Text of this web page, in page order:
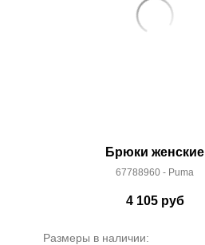
Брюки женские
67788960 - Puma
4 105руб
Размеры в наличии: